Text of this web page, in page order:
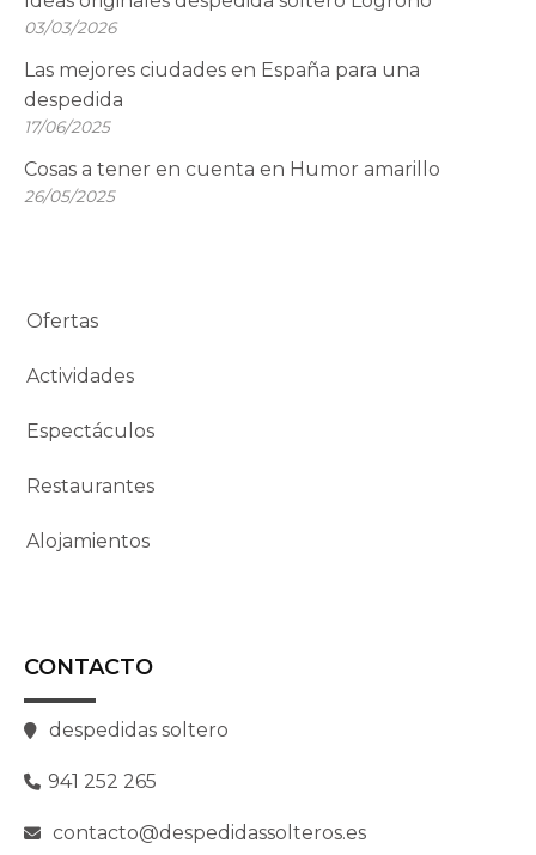
03/03/2026
Las mejores ciudades en España para una
despedida
17/06/2025
Cosas a tener en cuenta en Humor amarillo
26/05/2025
Ofertas
Actividades
Espectáculos
Restaurantes
Alojamientos
CONTACTO
despedidas soltero
941 252 265
contacto@despedidassolteros.es